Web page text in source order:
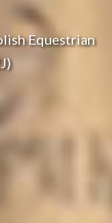
Equestrian